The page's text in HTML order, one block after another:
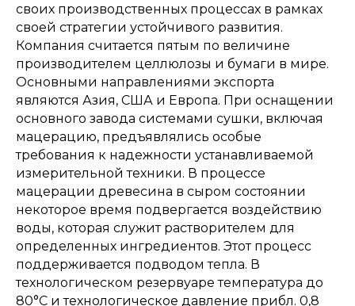
своих производственных процессах в рамках
своей стратегии устойчивого развития.
Компания считается пятым по величине
производителем целлюлозы и бумаги в мире.
Основными направлениями экспорта
являются Азия, США и Европа. При оснащении
основного завода системами сушки, включая
мацерацию, предъявлялись особые
требования к надежности устанавливаемой
измерительной техники. В процессе
мацерации древесина в сыром состоянии
некоторое время подвергается воздействию
воды, которая служит растворителем для
определенных ингредиентов. Этот процесс
поддерживается подводом тепла. В
технологическом резервуаре температура до
80°C и технологическое давление прибл. 0,8